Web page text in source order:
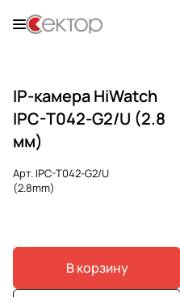
IP-камера HiWatch
IPC-T042-G2/U (2.8
мм)
Арт. IPC-T042-G2/U
(2.8mm)
В корзину